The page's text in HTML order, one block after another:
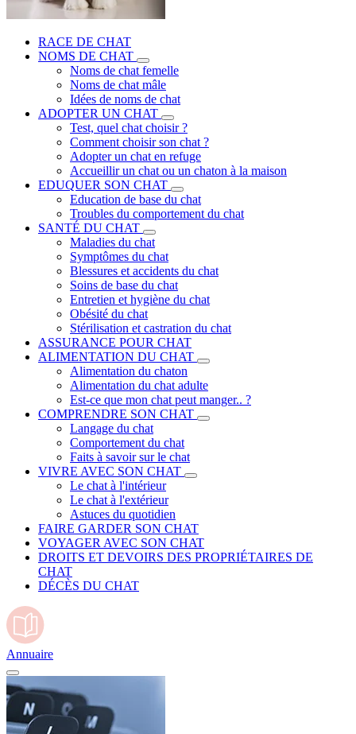
RACE DE CHAT
NOMS DE CHAT
Noms de chat femelle
Noms de chat mâle
Idées de noms de chat
ADOPTER UN CHAT
Test, quel chat choisir ?
Comment choisir son chat ?
Adopter un chat en refuge
Accueillir un chat ou un chaton à la maison
EDUQUER SON CHAT
Education de base du chat
Troubles du comportement du chat
SANTÉ DU CHAT
Maladies du chat
Symptômes du chat
Blessures et accidents du chat
Soins de base du chat
Entretien et hygiène du chat
Obésité du chat
Stérilisation et castration du chat
ASSURANCE POUR CHAT
ALIMENTATION DU CHAT
Alimentation du chaton
Alimentation du chat adulte
Est-ce que mon chat peut manger.. ?
COMPRENDRE SON CHAT
Langage du chat
Comportement du chat
Faits à savoir sur le chat
VIVRE AVEC SON CHAT
Le chat à l'intérieur
Le chat à l'extérieur
Astuces du quotidien
FAIRE GARDER SON CHAT
VOYAGER AVEC SON CHAT
DROITS ET DEVOIRS DES PROPRIÉTAIRES DE
CHAT
DÉCÈS DU CHAT
Annuaire